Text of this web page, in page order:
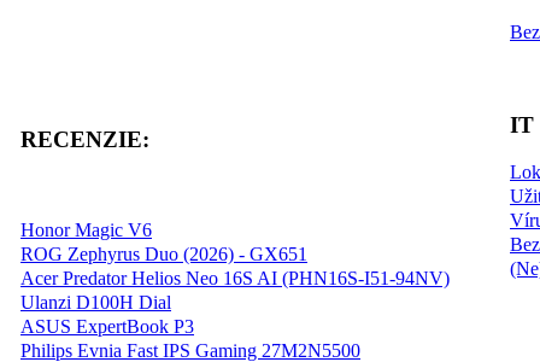
RECENZIE:
Honor Magic V6
ROG Zephyrus Duo (2026) - GX651
Acer Predator Helios Neo 16S AI (PHN16S-I51-94NV)
Ulanzi D100H Dial
ASUS ExpertBook P3
Philips Evnia Fast IPS Gaming 27M2N5500
IT